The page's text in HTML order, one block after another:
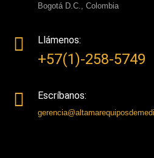
Bogotá D.C., Colombia
Llámenos:
+57(1)-258-5749
Escríbanos: